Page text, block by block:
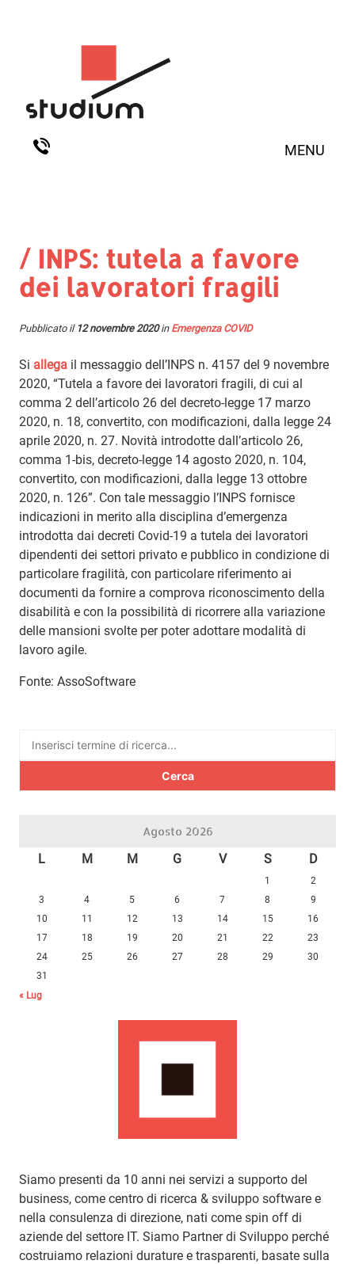
MENU
/ INPS: tutela a favore
dei lavoratori fragili
Pubblicato il 12 novembre 2020in Emergenza COVID
Si allega il messaggio dell’INPS n. 4157 del 9 novembre
2020, “Tutela a favore dei lavoratori fragili, di cui al
comma 2 dell’articolo 26 del decreto-legge 17 marzo
2020, n. 18, convertito, con modificazioni, dalla legge 24
aprile 2020, n. 27. Novità introdotte dall’articolo 26,
comma 1-bis, decreto-legge 14 agosto 2020, n. 104,
convertito, con modificazioni, dalla legge 13 ottobre
2020, n. 126”. Con tale messaggio l’INPS fornisce
indicazioni in merito alla disciplina d’emergenza
introdotta dai decreti Covid-19 a tutela dei lavoratori
dipendenti dei settori privato e pubblico in condizione di
particolare fragilità, con particolare riferimento ai
documenti da fornire a comprova riconoscimento della
disabilità e con la possibilità di ricorrere alla variazione
delle mansioni svolte per poter adottare modalità di
lavoro agile.
Fonte: AssoSoftware
Ricerca
Agosto 2026
L M M G V S D
1
2
3
4 5 6 7 8
9
10
11 12 13 14 15
16
17
18 19 20 21 22
23
24
25 26 27 28 29
30
31
« Lug
Siamo presenti da 10 anni nei servizi a supporto del
business, come centro di ricerca & sviluppo software e
nella consulenza di direzione, nati come spin off di
aziende del settore IT. Siamo Partner di Sviluppo perché
costruiamo relazioni durature e trasparenti, basate sulla